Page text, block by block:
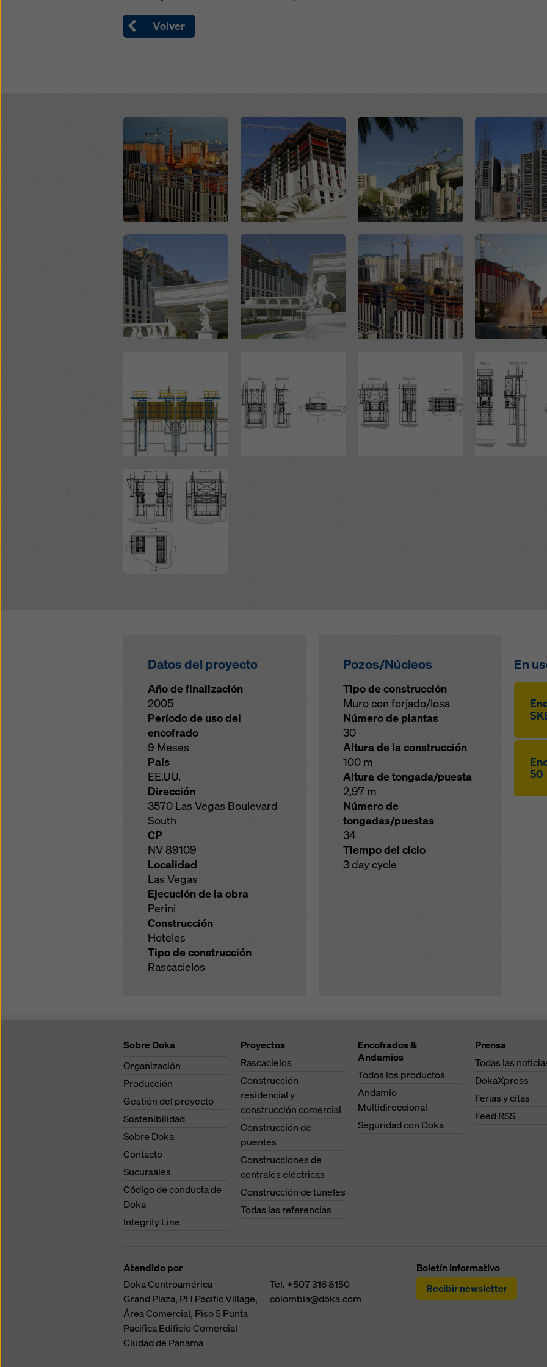
Volver
Open Open Open Open
Open Open Open Open
Open
Datos del proyecto
Año de finalización
2005
Período de uso del
encofrado
9 Meses
País
EE.UU.
Dirección
3570 Las Vegas Boulevard
South
CP
NV 89109
Localidad
Las Vegas
Ejecución de la obra
Perini
Construcción
Hoteles
Tipo de construcción
Rascacielos
Pozos/Núcleos
Tipo de construcción
Muro con forjado/losa
Número de plantas
30
Altura de la construcción
100 m
Altura de tongada/puesta
2,97 m
Número de
tongadas/puestas
34
Tiempo del ciclo
3 day cycle
En
50
Sobre Doka
Organización
Producción
Gestión del proyecto
Sostenibilidad
Sobre Doka
Contacto
Sucursales
Código de conducta de
Doka
Integrity Line
Proyectos
Rascacielos
Construcción
residencial y
construcción comercial
Construcción de
puentes
Construcciones de
centrales eléctricas
Construcción de túneles
Todas las referencias
Encofrados &
Andamios
Todos los productos
Andamio
Multidireccional
Seguridad con Doka
Prensa
Todas las
DokaXpress
Ferias y citas
Feed RSS
Atendido por
Doka Centroamérica
Grand Plaza, PH Pacific Village,
Área Comercial, Piso 5Punta
PacificaEdificio Comercial
Ciudad de Panama
Tel. +507 316 8150
colombia@doka.com
Boletín informativo
Recibir newsletter